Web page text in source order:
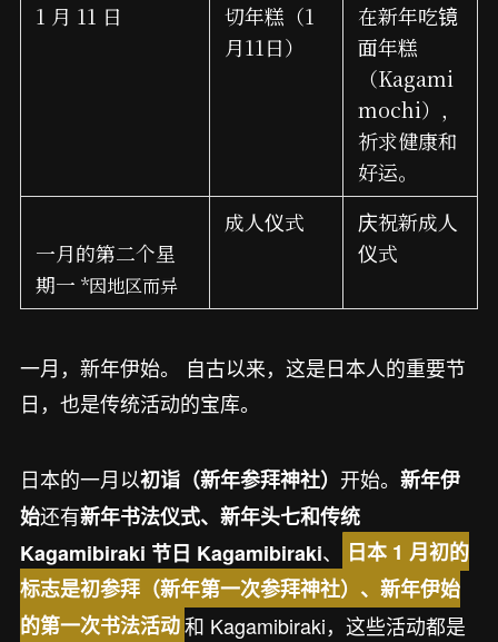
1 月 11 日
切年糕（1
月11日）
在新年吃镜
面年糕
（Kagami
mochi），
祈求健康和
好运。
一月的第二个星
期一 *因地区而异
成人仪式
庆祝新成人
仪式
一月，新年伊始。 自古以来，这是日本人的重要节
日，也是传统活动的宝库。
日本的一月以初诣（新年参拜神社） 开始。 新年伊
始还有新年书法仪式、新年头七和传统
Kagamibiraki 节日 Kagamibiraki、
日本 1 月初的
标志是初参拜（新年第一次参拜神社）、新年伊始
的第一次书法活动和 Kagamibiraki，这些活动都是